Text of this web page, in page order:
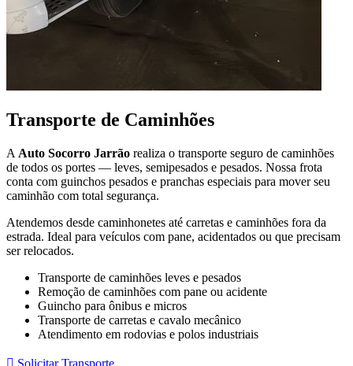
Transporte de Caminhões
A Auto Socorro Jarrão realiza o transporte seguro de caminhões
de todos os portes — leves, semipesados e pesados. Nossa frota
conta com guinchos pesados e pranchas especiais para mover seu
caminhão com total segurança.
Atendemos desde caminhonetes até carretas e caminhões fora da
estrada. Ideal para veículos com pane, acidentados ou que precisam
ser relocados.
Transporte de caminhões leves e pesados
Remoção de caminhões com pane ou acidente
Guincho para ônibus e micros
Transporte de carretas e cavalo mecânico
Atendimento em rodovias e polos industriais
 Solicitar Transporte